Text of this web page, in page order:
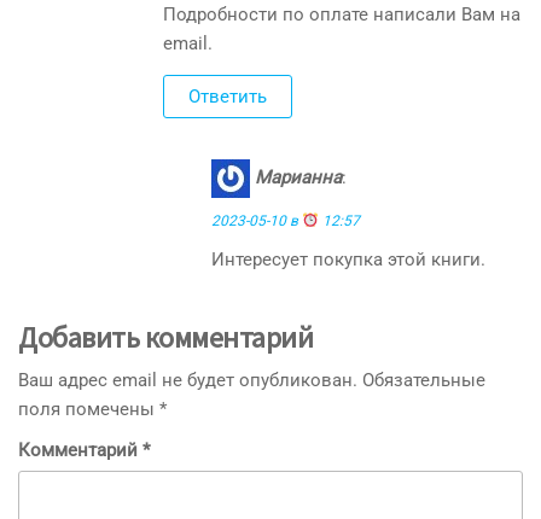
Подробности по оплате написали Вам на
email.
Ответить
Марианна:
2023-05-10 в 12:57
Интересует покупка этой книги.
Добавить комментарий
Ваш адрес email не будет опубликован. Обязательные
поля помечены *
Комментарий *